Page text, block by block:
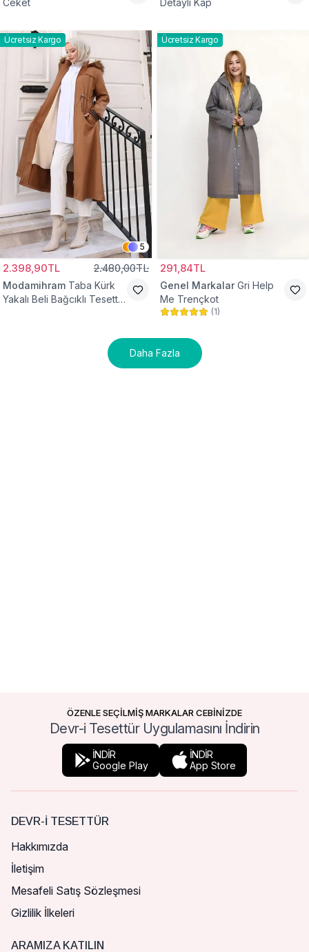
Ceket
Detaylı Kap
Ücretsiz Kargo
5
2.398,90TL 2.480,00TL
Modamihram Taba Kürk
Yakalı Beli Bağcıklı Tesettür
Ücretsiz Kargo
291,84TL
Genel Markalar Gri Help
Me Trençkot
(1)
Daha Fazla
ÖZENLE SEÇİLMİŞ MARKALAR CEBİNİZDE
Devr-i Tesettür Uygulamasını İndirin
İNDİR
Google Play
İNDİR
App Store
DEVR-I TESETTÜR
Hakkımızda
İletişim
Mesafeli Satış Sözleşmesi
Gizlilik İlkeleri
ARAMIZA KATILIN